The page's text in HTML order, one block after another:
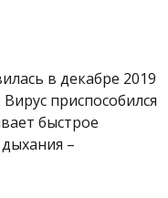
в декабре 2019
приспособился
быстрое
–